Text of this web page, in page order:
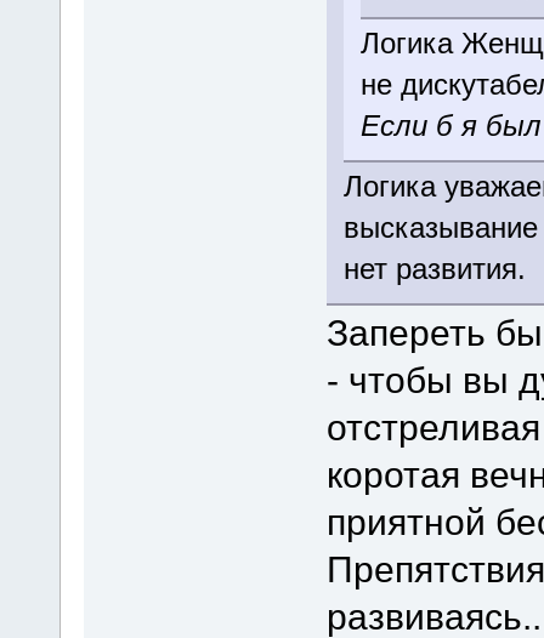
Логика
не
Если б я
Логика
нет развития.
Запереть
- чтобы вы
коротая
приятной